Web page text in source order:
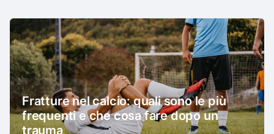
Fratture nel calcio: quali sono le più
frequenti e che cosa fare dopo un
trauma